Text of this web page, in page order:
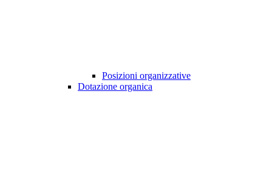
Posizioni organizzative
Dotazione organica